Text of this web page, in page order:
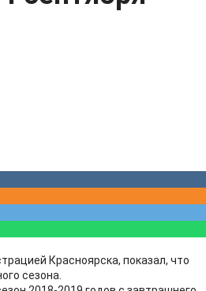
Красноярска, показал, что
сезона.